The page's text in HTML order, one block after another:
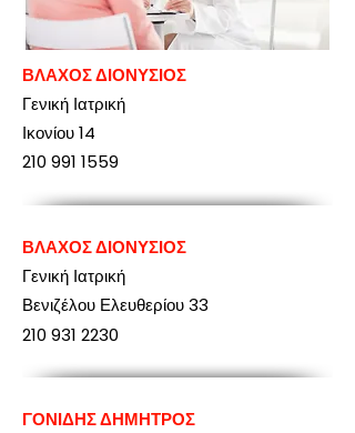
ΒΛΑΧΟΣ ΔΙΟΝΥΣΙΟΣ
Γενική Ιατρική
Ικονίου 14
210 991 1559
ΒΛΑΧΟΣ ΔΙΟΝΥΣΙΟΣ
Γενική Ιατρική
Βενιζέλου Ελευθερίου 33
210 931 2230
ΓΟΝΙΔΗΣ ΔΗΜΗΤΡΟΣ